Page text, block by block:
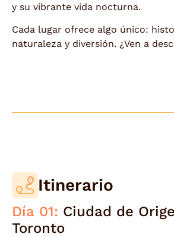
y su vibrante vida nocturna.
Cada lugar ofrece algo único:
naturaleza y diversión. ¿Ven a
Itinerario
Día 01: Ciudad de
Toronto